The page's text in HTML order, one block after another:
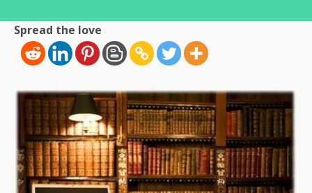
Spread the love